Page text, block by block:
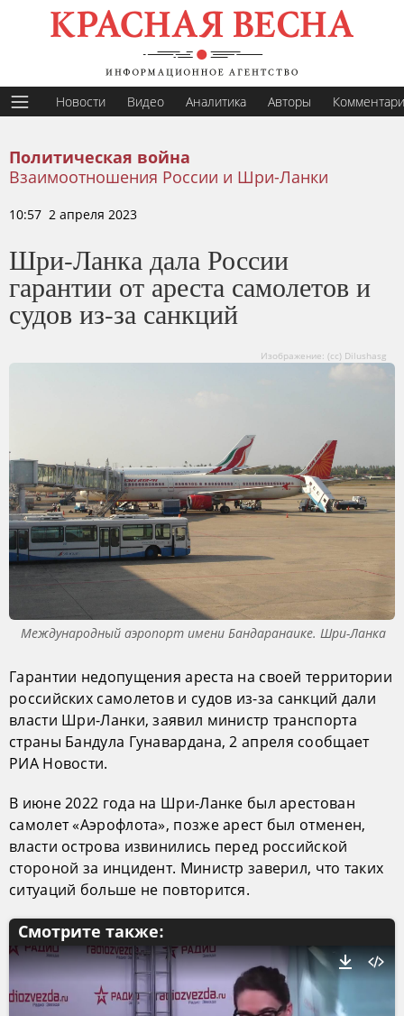
Новости Видео Аналитика Авторы
Политическая война
Взаимоотношения России и Шри-Ланки
10:57 2 апреля 2023
Шри-Ланка дала России
гарантии от ареста самолетов и
судов из-за санкций
Изображение: (сс) Dilushasg
Международный аэропорт имени Бандаранаике. Шри-Ланка
Гарантии недопущения ареста на своей территории
российских самолетов и судов из-за санкций дали
власти Шри-Ланки, заявил министр транспорта
страны Бандула Гунавардана, 2 апреля сообщает
РИА Новости.
В июне 2022 года на Шри-Ланке был арестован
самолет «Аэрофлота», позже арест был отменен,
власти острова извинились перед российской
стороной за инцидент. Министр заверил, что таких
ситуаций больше не повторится.
Смотрите также: